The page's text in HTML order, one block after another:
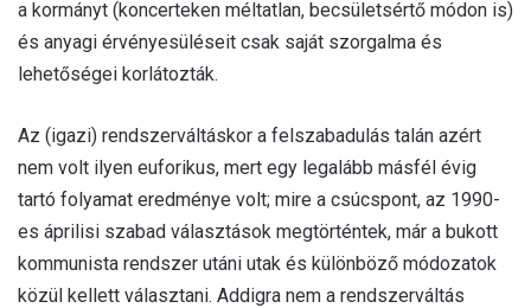
a kormányt (koncerteken méltatlan, becsületsértő módon is)
és anyagi érvényesüléseit csak saját szorgalma és
lehetőségei korlátozták.
Az (igazi) rendszerváltáskor a felszabadulás talán azért
nem volt ilyen euforikus, mert egy legalább másfél évig
tartó folyamat eredménye volt; mire a csúcspont, az 1990-
es áprilisi szabad választások megtörténtek, már a bukott
kommunista rendszer utáni utak és különböző módozatok
közül kellett választani. Addigra nem a rendszerváltás